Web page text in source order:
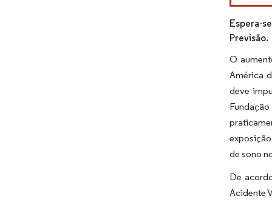
Espera-
Previsão.
O
América
deve
de sono
De
Acidente